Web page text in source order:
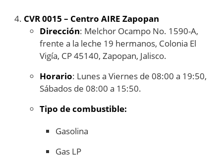
CVR 0015 – Centro AIRE Zapopan
Dirección: Melchor Ocampo No. 1590-A,
frente a la leche 19 hermanos, Colonia El
Vigía, CP 45140, Zapopan, Jalisco.
Horario: Lunes a Viernes de 08:00 a 19:50,
Sábados de 08:00 a 15:50.
Tipo de combustible:
Gasolina
Gas LP